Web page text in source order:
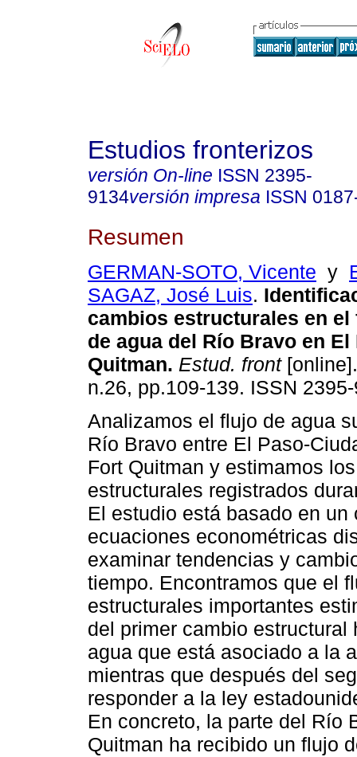
Estudios fronterizos
versión On-line ISSN 2395-
9134versión impresa ISSN
Resumen
GERMAN-SOTO, Vicente y
SAGAZ, José Luis.
cambios estructurales en
de agua del Río Bravo en El
Quitman. Estud. front
n.26, pp.109-139. ISSN
Analizamos el flujo de agua
Río Bravo entre El Paso-
Fort Quitman y estimamos
estructurales registrados
El estudio está basado en un
ecuaciones econométricas
examinar tendencias y
tiempo. Encontramos que el
estructurales importantes
del primer cambio
agua que está asociado a la
mientras que después del
responder a la ley
En concreto, la parte del Río
Quitman ha recibido un flujo